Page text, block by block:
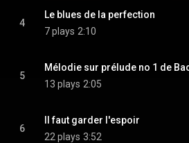
4
Le blues de la perfection
7 plays 2:10
5
Mélodie sur prélude no 1 de
13 plays 2:05
6
Il faut garder l'espoir
22 plays 3:52